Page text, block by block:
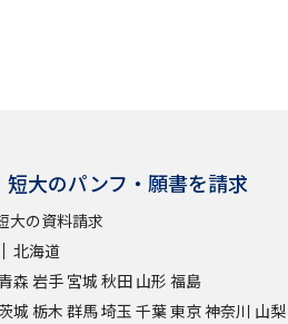
短大のパンフ・願書を請求
大の資料請求
北海道
森 岩手 宮城 秋田 山形 福島
城 栃木 群馬埼玉 千葉東京神奈川 山梨